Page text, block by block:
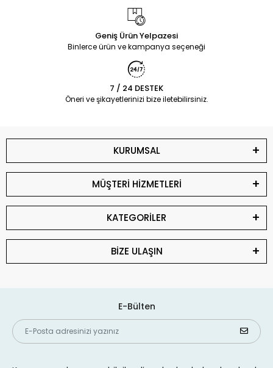
Geniş Ürün Yelpazesi
Binlerce ürün ve kampanya seçeneği
7 / 24 DESTEK
Öneri ve şikayetlerinizi bize iletebilirsiniz.
KURUMSAL
MÜŞTERİ HİZMETLERİ
KATEGORİLER
BİZE ULAŞIN
E-Bülten